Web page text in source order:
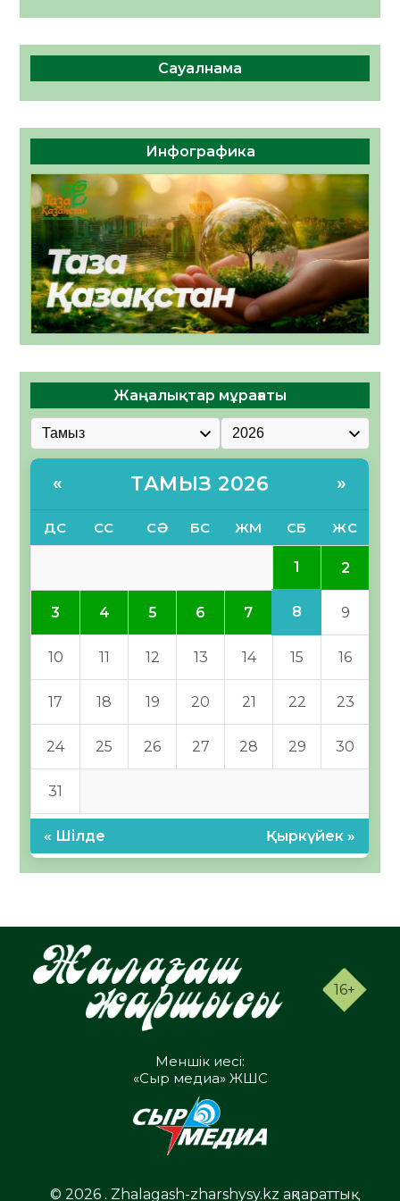
Сауалнама
Инфографика
Жаңалықтар мұрағаты
« ТАМЫЗ 2026 »
ДС СС СӘ БС ЖМ СБ ЖС
1 2
3 4 5 6 7 8 9
10 11 12 13 14 15 16
17 18 19 20 21 22 23
24 25 26 27 28 29 30
31
« Шілде Қыркүйек »
16+
Меншік иесі:
«Сыр медиа» ЖШС
© 2026 . Zhalagash-zharshysy.kz ақпараттық